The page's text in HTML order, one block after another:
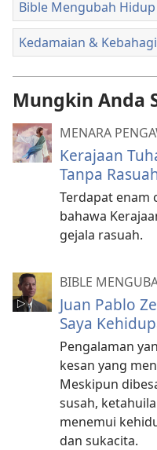
Bible Mengubah Hidup
Kedamaian &
Mungkin Anda
MENARA
Kerajaan
Tanpa
Terdapat enam
bahawa
gejala rasuah.
BIBLE
Juan Pablo
Saya
Pengalaman
kesan yang
Meskipun
susah,
menemui
dan sukacita.